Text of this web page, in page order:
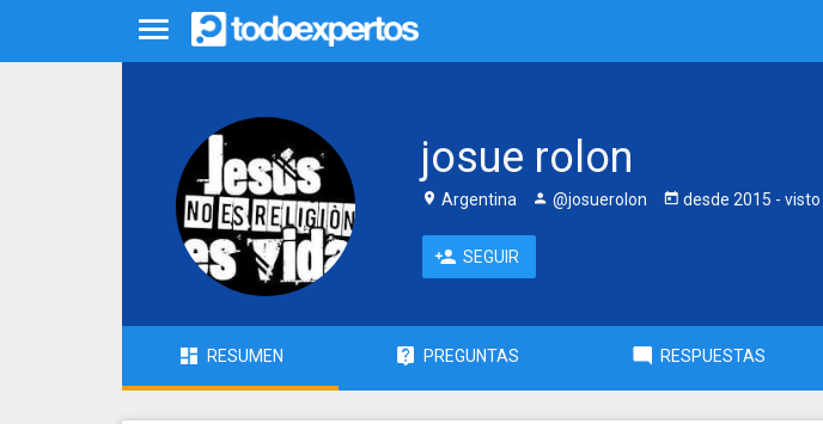
josue rolon
Argentina @josuerolon desde 2015 - visto
SEGUIR
RESUMEN PREGUNTAS RESPUESTAS